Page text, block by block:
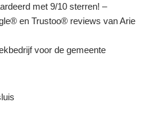
met 9/10 sterren! –
en Trustoo® reviews van Arie
voor de gemeente